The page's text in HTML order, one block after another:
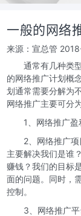
一般的网络
来源：宣总管
通常有几种类
的网络推广计划概
划通常需要分解为
网络推广主要可分
1、网络推广盈利
2、网络推广项
主要解决我们是谁
赚钱？我们的目标
面的问题。同时，
控制。
3、网络推广平